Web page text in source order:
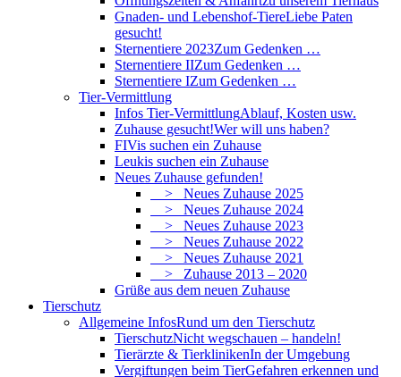
Gnaden- und Lebenshof-TiereLiebe Paten
gesucht!
Sternentiere 2023Zum Gedenken …
Sternentiere IIZum Gedenken …
Sternentiere IZum Gedenken …
Tier-Vermittlung
Infos Tier-VermittlungAblauf, Kosten usw.
Zuhause gesucht!Wer will uns haben?
FIVis suchen ein Zuhause
Leukis suchen ein Zuhause
Neues Zuhause gefunden!
> Neues Zuhause 2025
> Neues Zuhause 2024
> Neues Zuhause 2023
> Neues Zuhause 2022
> Neues Zuhause 2021
> Zuhause 2013 – 2020
Grüße aus dem neuen Zuhause
Tierschutz
Allgemeine InfosRund um den Tierschutz
TierschutzNicht wegschauen – handeln!
Tierärzte & TierklinikenIn der Umgebung
Vergiftungen beim TierGefahren erkennen und